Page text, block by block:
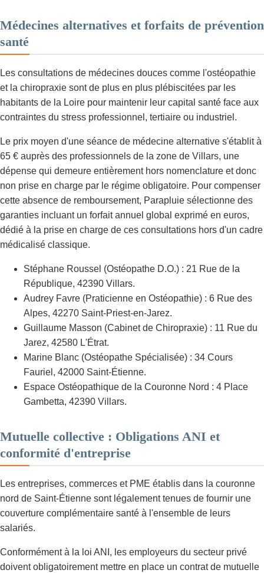
Médecines alternatives et forfaits de prévention
santé
Les consultations de médecines douces comme l'ostéopathie
et la chiropraxie sont de plus en plus plébiscitées par les
habitants de la Loire pour maintenir leur capital santé face aux
contraintes du stress professionnel, tertiaire ou industriel.
Le prix moyen d'une séance de médecine alternative s'établit à
65 € auprès des professionnels de la zone de Villars, une
dépense qui demeure entièrement hors nomenclature et donc
non prise en charge par le régime obligatoire. Pour compenser
cette absence de remboursement, Parapluie sélectionne des
garanties incluant un forfait annuel global exprimé en euros,
dédié à la prise en charge de ces consultations hors d'un cadre
médicalisé classique.
Stéphane Roussel (Ostéopathe D.O.) : 21 Rue de la
République, 42390 Villars.
Audrey Favre (Praticienne en Ostéopathie) : 6 Rue des
Alpes, 42270 Saint-Priest-en-Jarez.
Guillaume Masson (Cabinet de Chiropraxie) : 11 Rue du
Jarez, 42580 L'Étrat.
Marine Blanc (Ostéopathe Spécialisée) : 34 Cours
Fauriel, 42000 Saint-Étienne.
Espace Ostéopathique de la Couronne Nord : 4 Place
Gambetta, 42390 Villars.
Mutuelle collective : Obligations ANI et
conformité d'entreprise
Les entreprises, commerces et PME établis dans la couronne
nord de Saint-Étienne sont légalement tenues de fournir une
couverture complémentaire santé à l'ensemble de leurs
salariés.
Conformément à la loi ANI, les employeurs du secteur privé
doivent obligatoirement mettre en place un contrat de mutuelle